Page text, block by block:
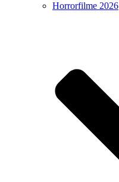
Horrorfilme 2026